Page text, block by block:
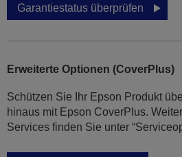
Garantiestatus überprüfen
Erweiterte Optionen (CoverPlus)
Schützen Sie Ihr Epson Produkt
hinaus mit Epson CoverPlus.
Services finden Sie unter